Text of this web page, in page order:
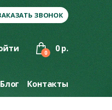
ЗВОНОК
0 0 р.
Блог Контакты